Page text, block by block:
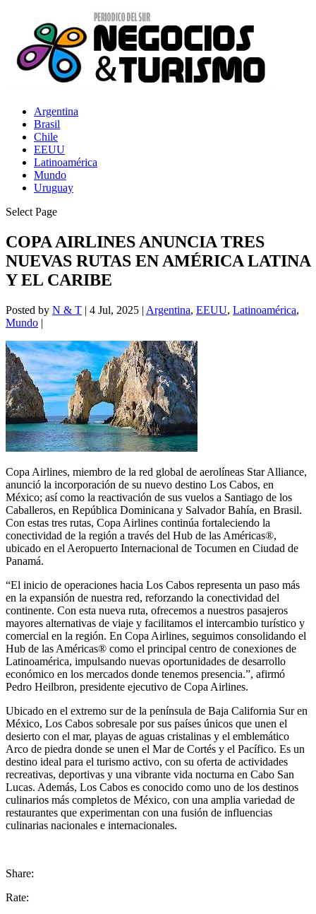
Argentina
Brasil
Chile
EEUU
Latinoamérica
Mundo
Uruguay
Select Page
COPA AIRLINES ANUNCIA TRES
NUEVAS RUTAS EN AMÉRICA LATINA
Y EL CARIBE
Posted by N & T | 4 Jul, 2025 | Argentina, EEUU, Latinoamérica,
Mundo |
Copa Airlines, miembro de la red global de aerolíneas Star Alliance,
anunció la incorporación de su nuevo destino Los Cabos, en
México; así como la reactivación de sus vuelos a Santiago de los
Caballeros, en República Dominicana y Salvador Bahía, en Brasil.
Con estas tres rutas, Copa Airlines continúa fortaleciendo la
conectividad de la región a través del Hub de las Américas®,
ubicado en el Aeropuerto Internacional de Tocumen en Ciudad de
Panamá.
“El inicio de operaciones hacia Los Cabos representa un paso más
en la expansión de nuestra red, reforzando la conectividad del
continente. Con esta nueva ruta, ofrecemos a nuestros pasajeros
mayores alternativas de viaje y facilitamos el intercambio turístico y
comercial en la región. En Copa Airlines, seguimos consolidando el
Hub de las Américas® como el principal centro de conexiones de
Latinoamérica, impulsando nuevas oportunidades de desarrollo
económico en los mercados donde tenemos presencia.”, afirmó
Pedro Heilbron, presidente ejecutivo de Copa Airlines.
Ubicado en el extremo sur de la península de Baja California Sur en
México, Los Cabos sobresale por sus países únicos que unen el
desierto con el mar, playas de aguas cristalinas y el emblemático
Arco de piedra donde se unen el Mar de Cortés y el Pacífico. Es un
destino ideal para el turismo activo, con su oferta de actividades
recreativas, deportivas y una vibrante vida nocturna en Cabo San
Lucas. Además, Los Cabos es conocido como uno de los destinos
culinarios más completos de México, con una amplia variedad de
restaurantes que experimentan con una fusión de influencias
culinarias nacionales e internacionales.
Share:
Rate: